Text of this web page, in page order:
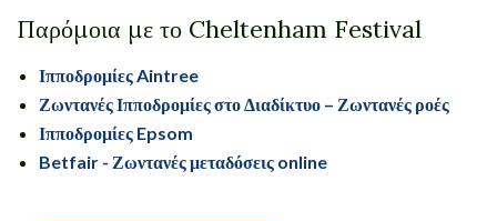
Παρόμοια με το Cheltenham Festival
Ιπποδρομίες Aintree
Ζωντανές Ιπποδρομίες στο Διαδίκτυο – Ζωντανές ροές
Ιπποδρομίες Epsom
Betfair - Ζωντανές μεταδόσεις online